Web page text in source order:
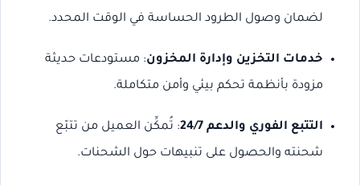
لضمان وصول الطرود الحساسة في الوقت المحدد.
خدمات التخزين وإدارة المخزون: مستودعات حديثة
مزودة بأنظمة تحكم بيئي وأمن متكاملة.
التتبع الفوري والدعم 24/7
: تُمكِّن العميل من تتبّع
شحنته والحصول على تنبيهات حول الشحنات.